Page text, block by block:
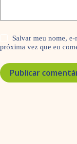
Salvar meu nome,
próxima vez que eu
Publicar